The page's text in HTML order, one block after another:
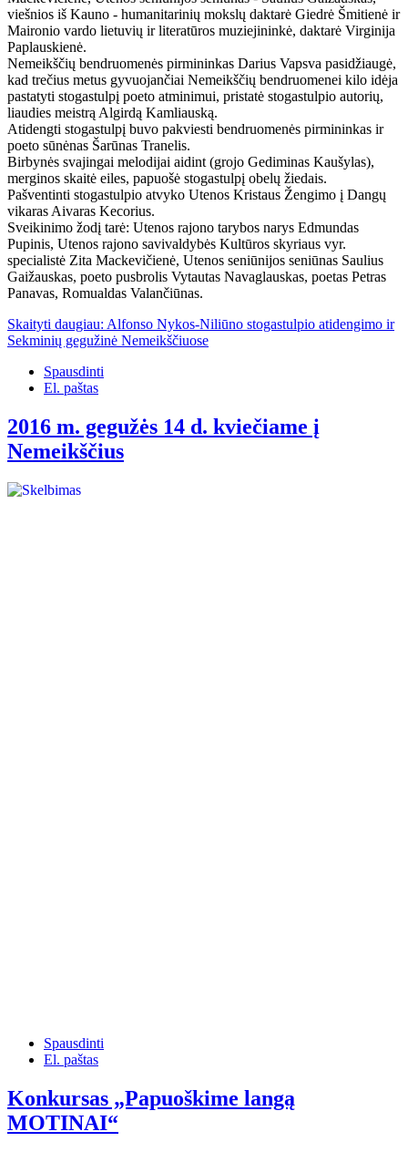
viešnios iš Kauno - humanitarinių mokslų daktarė Giedrė Šmitienė ir
Maironio vardo lietuvių ir literatūros muziejininkė, daktarė Virginija
Paplauskienė.
Nemeikščių bendruomenės pirmininkas Darius Vapsva pasidžiaugė,
kad trečius metus gyvuojančiai Nemeikščių bendruomenei kilo idėja
pastatyti stogastulpį poeto atminimui, pristatė stogastulpio autorių,
liaudies meistrą Algirdą Kamliauską.
Atidengti stogastulpį buvo pakviesti bendruomenės pirmininkas ir
poeto sūnėnas Šarūnas Tranelis.
Birbynės svajingai melodijai aidint (grojo Gediminas Kaušylas),
merginos skaitė eiles, papuošė stogastulpį obelų žiedais.
Pašventinti stogastulpio atvyko Utenos Kristaus Žengimo į Dangų
vikaras Aivaras Kecorius.
Sveikinimo žodį tarė: Utenos rajono tarybos narys Edmundas
Pupinis, Utenos rajono savivaldybės Kultūros skyriaus vyr.
specialistė Zita Mackevičienė, Utenos seniūnijos seniūnas Saulius
Gaižauskas, poeto pusbrolis Vytautas Navaglauskas, poetas Petras
Panavas, Romualdas Valančiūnas.
Skaityti daugiau: Alfonso Nykos-Niliūno stogastulpio atidengimo ir
Sekminių gegužinė Nemeikščiuose
Spausdinti
El. paštas
2016 m. gegužės 14 d. kviečiame į
Nemeikščius
Spausdinti
El. paštas
Konkursas „Papuoškime langą
MOTINAI“